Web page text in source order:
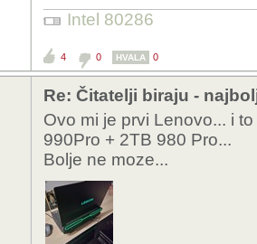
Intel 80286
4 0 HVALA 0
Re: Čitatelji biraju -
Ovo mi je prvi Lenovo... i
990Pro + 2TB 980 Pro...
Bolje ne moze...